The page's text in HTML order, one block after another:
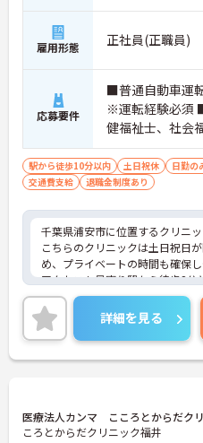
雇用形態 正社員(正職員)
応募要件
■普通自動車運
※運転経験必須
健福祉士、社会
迎
駅から徒歩10分以内 土日祝休 日勤の
交通費支給
退職金制度あり
千葉県浦安市に位置するクリニッ
こちらのクリニックは土日祝日
め、プライベートの時間も確保し
アクセスも最寄り駅から徒歩2分
通勤も安心です。
ご興味のある方は、ご面接のポイ
すので、お気軽にお問い合わせ
詳細を見る
医療法人カンマ こころとからだク
ころとからだクリニック福井